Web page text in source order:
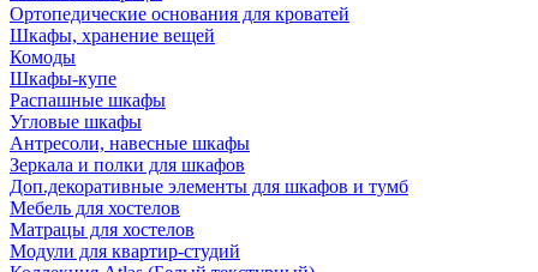
Ортопедические основания для кроватей
Шкафы, хранение вещей
Комоды
Шкафы-купе
Распашные шкафы
Угловые шкафы
Антресоли, навесные шкафы
Зеркала и полки для шкафов
Доп.декоративные элементы для шкафов и тумб
Мебель для хостелов
Матрацы для хостелов
Модули для квартир-студий